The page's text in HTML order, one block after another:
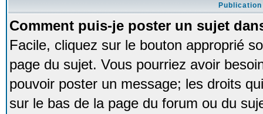
Publication
Comment puis-je poster un sujet
Facile, cliquez sur le bouton approprié
page du sujet. Vous pourriez avoir
pouvoir poster un message; les droits
sur le bas de la page du forum ou du